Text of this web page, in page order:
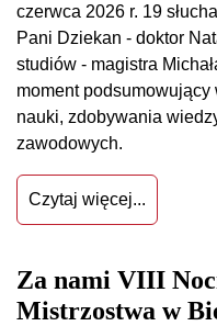
czerwca 2026 r. 19
Pani Dziekan - doktor
studiów - magistra
moment
nauki, zdobywania
zawodowych.
Czytaj więcej...
Za nami VIII
Mistrzostwa w